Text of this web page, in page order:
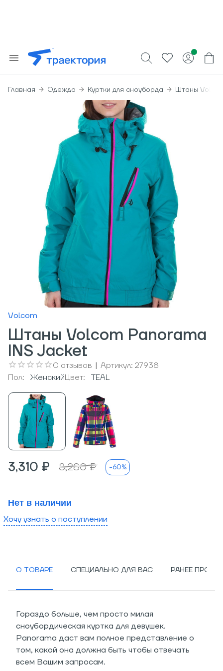
Главная Одежда Куртки для сноуборда Штаны
Volcom
Штаны Volcom Panorama
INS Jacket
0 отзывов | Артикул: 27938
Пол:
ЖенскийЦвет: TEAL
3,310 ₽ 8,280 ₽ -60%
Нет в наличии
Хочу узнать о поступлении
О ТОВАРЕ СПЕЦИАЛЬНО ДЛЯ ВАС РАНЕЕ
Гораздо больше, чем просто милая
сноубордическая куртка для девушек.
Panorama даст вам полное представление о
том, какой она должна быть чтобы отвечать
всем Вашим запросам.